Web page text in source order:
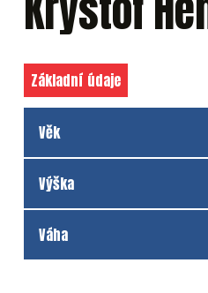
Základní údaje
Věk
Výška
Váha